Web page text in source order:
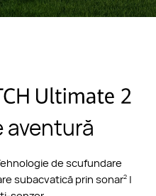
aventură
de scufundare
subacvatică prin sonar2|